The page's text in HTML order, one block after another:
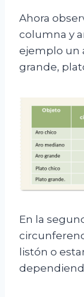
Ahora
columna y
ejemplo un
grande,
En la
listón o